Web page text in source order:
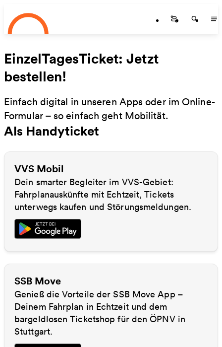
Zum Hauptinhalt springen
Startseite
EinzelTagesTicket: Jetzt
bestellen!
Einfach digital in unseren Apps oder im Online-
Formular – so einfach geht Mobilität.
Als Handyticket
VVS Mobil
Dein smarter Begleiter im VVS-Gebiet:
Fahrplanauskünfte mit Echtzeit, Tickets
unterwegs kaufen und Störungsmeldungen.
SSB Move
Genieß die Vorteile der SSB Move App –
Deinem Fahrplan in Echtzeit und dem
bargeldlosen Ticketshop für den ÖPNV in
Stuttgart.